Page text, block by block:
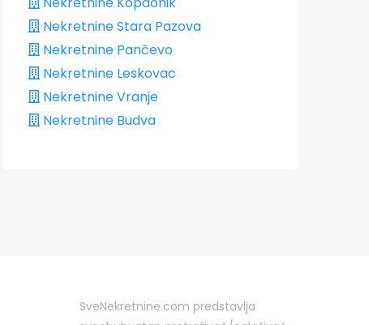
Nekretnine Stara Pazova
Nekretnine Pančevo
Nekretnine Leskovac
Nekretnine Vranje
Nekretnine Budva
SveNekretnine.com predstavlja